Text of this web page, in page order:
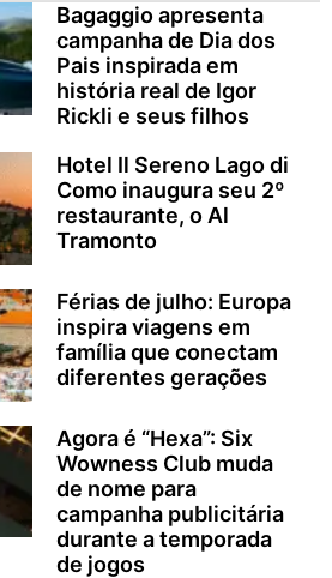
Bagaggio apresenta
campanha de Dia dos
Pais inspirada em
história real de Igor
Rickli e seus filhos
Hotel Il Sereno Lago di
Como inaugura seu 2º
restaurante, o Al
Tramonto
Férias de julho: Europa
inspira viagens em
família que conectam
diferentes gerações
Agora é “Hexa”: Six
Wowness Club muda
de nome para
campanha publicitária
durante a temporada
de jogos